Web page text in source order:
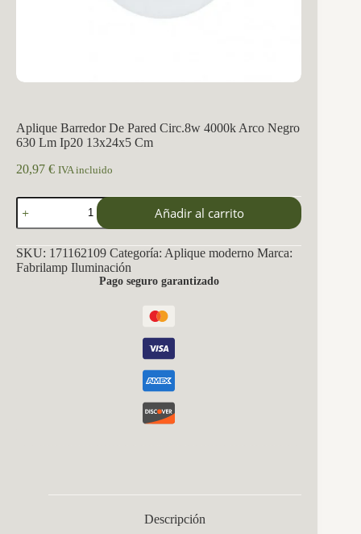
Aplique Barredor De Pared Circ.8w 4000k Arco Negro
630 Lm Ip20 13x24x5 Cm
20,97 € IVA incluido
Aplique
Barredor
De
Pared
Circ.8w
4000k
Añadir al carrito
SKU: 171162109 Categoría: Aplique moderno Marca:
Fabrilamp Iluminación
Pago seguro garantizado
Descripción